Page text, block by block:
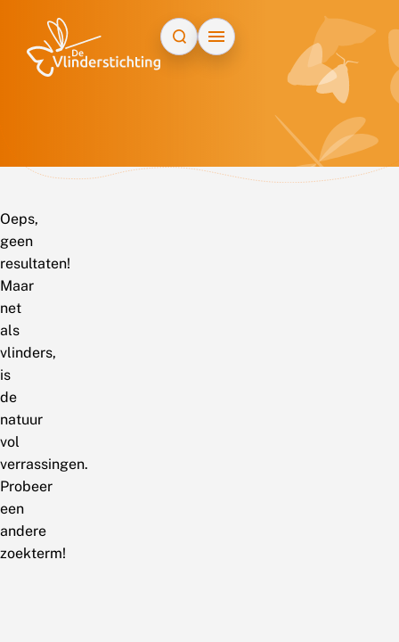
Oeps,
geen
resultaten!
Maar
net
als
vlinders,
is
de
natuur
vol
verrassingen.
Probeer
een
andere
zoekterm!